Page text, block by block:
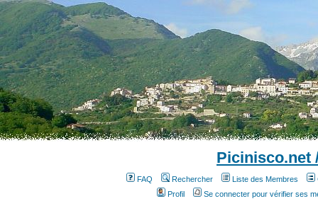
Picinisco.net
FAQ Rechercher Liste des Membres
Profil
Se connecter pour vérifier ses